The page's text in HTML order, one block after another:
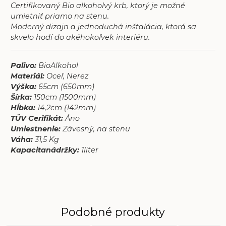
Certifikovaný Bio alkoholvý krb, ktorý je možné
umietniť priamo na stenu.
Moderný dizajn a jednoduchá inštalácia, ktorá sa
skvelo hodí do akéhokoľvek interiéru.
Palivo: BioAlkohol
Materiál: Oceľ, Nerez
Výška: 65cm (650mm)
Šírka: 150cm (1500mm)
Hĺbka: 14,2cm (142mm)
TÜV Cerifikát:Áno
Umiestnenie: Závesný, na stenu
Váha:31,5 Kg
Kapacitanádržky: 1liter
Podobné produkty